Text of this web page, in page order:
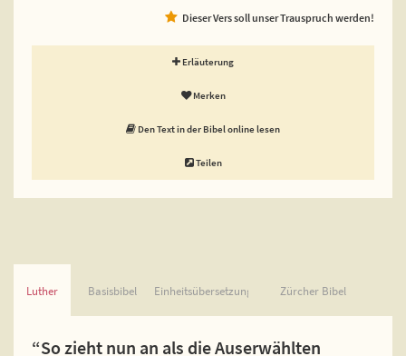
Dieser Vers soll unser Trauspruch werden!
Erläuterung
Merken
Den Text in der Bibel online lesen
Teilen
Luther Basisbibel Einheitsübersetzung Zürcher Bibel
“So zieht nun an als die Auserwählten